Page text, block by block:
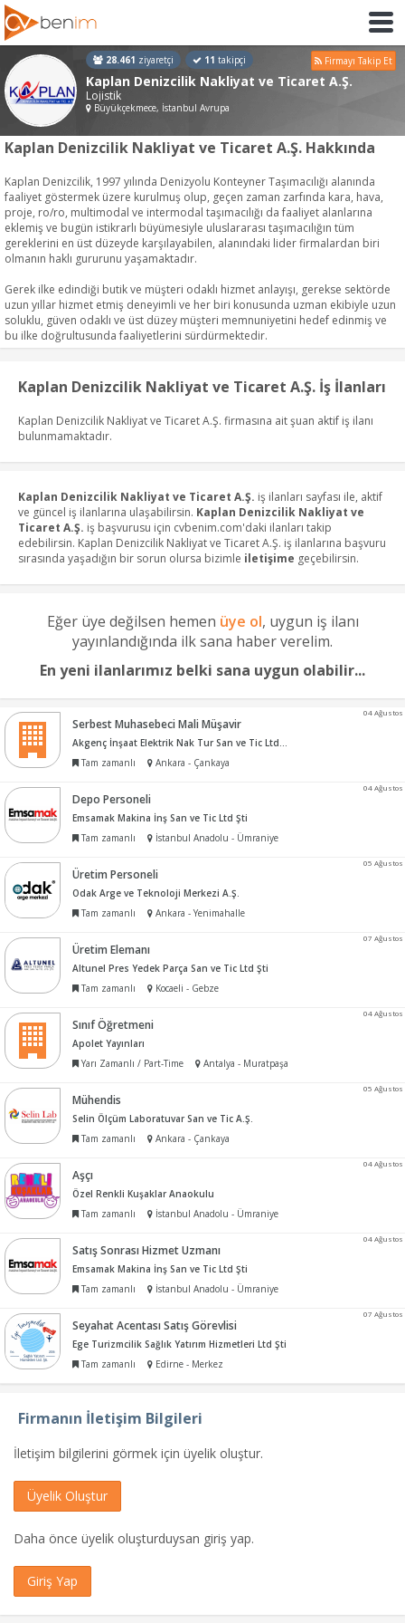
28.461 ziyaretçi 11 takipçi Firmayı Takip Et
Kaplan Denizcilik Nakliyat ve Ticaret A.Ş.
Lojistik
Büyükçekmece, İstanbul Avrupa
Kaplan Denizcilik Nakliyat ve Ticaret A.Ş. Hakkında
Kaplan Denizcilik, 1997 yılında Denizyolu Konteyner Taşımacılığı alanında
faaliyet göstermek üzere kurulmuş olup, geçen zaman zarfında kara, hava,
proje, ro/ro, multimodal ve intermodal taşımacılığı da faaliyet alanlarına
eklemiş ve bugün istikrarlı büyümesiyle uluslararası taşımacılığın tüm
gereklerini en üst düzeyde karşılayabilen, alanındaki lider firmalardan biri
olmanın haklı gururunu yaşamaktadır.
Gerek ilke edindiği butik ve müşteri odaklı hizmet anlayışı, gerekse sektörde
uzun yıllar hizmet etmiş deneyimli ve her biri konusunda uzman ekibiyle uzun
soluklu, güven odaklı ve üst düzey müşteri memnuniyetini hedef edinmiş ve
bu ilke doğrultusunda faaliyetlerini sürdürmektedir.
Kaplan Denizcilik Nakliyat ve Ticaret A.Ş. İş İlanları
Kaplan Denizcilik Nakliyat ve Ticaret A.Ş. firmasına ait şuan aktif iş ilanı
bulunmamaktadır.
Kaplan Denizcilik Nakliyat ve Ticaret A.Ş. iş ilanları sayfası ile, aktif
ve güncel iş ilanlarına ulaşabilirsin. Kaplan Denizcilik Nakliyat ve
Ticaret A.Ş. iş başvurusu için cvbenim.com'daki ilanları takip
edebilirsin. Kaplan Denizcilik Nakliyat ve Ticaret A.Ş. iş ilanlarına başvuru
sırasında yaşadığın bir sorun olursa bizimle iletişime geçebilirsin.
Eğer üye değilsen hemen üye ol, uygun iş ilanı
yayınlandığında ilk sana haber verelim.
En yeni ilanlarımız belki sana uygun olabilir...
04 Ağustos
Serbest Muhasebeci Mali Müşavir
Akgenç İnşaat Elektrik Nak Tur San ve Tic Ltd Şti
Tam zamanlı
Ankara - Çankaya
04 Ağustos
Depo Personeli
Emsamak Makina İnş San ve Tic Ltd Şti
Tam zamanlı
İstanbul Anadolu - Ümraniye
05 Ağustos
Üretim Personeli
Odak Arge ve Teknoloji Merkezi A.Ş.
Tam zamanlı
Ankara - Yenimahalle
07 Ağustos
Üretim Elemanı
Altunel Pres Yedek Parça San ve Tic Ltd Şti
Tam zamanlı
Kocaeli - Gebze
04 Ağustos
Sınıf Öğretmeni
Apolet Yayınları
Yarı Zamanlı / Part-Time
Antalya - Muratpaşa
05 Ağustos
Mühendis
Selin Ölçüm Laboratuvar San ve Tic A.Ş.
Tam zamanlı
Ankara - Çankaya
04 Ağustos
Aşçı
Özel Renkli Kuşaklar Anaokulu
Tam zamanlı
İstanbul Anadolu - Ümraniye
04 Ağustos
Satış Sonrası Hizmet Uzmanı
Emsamak Makina İnş San ve Tic Ltd Şti
Tam zamanlı
İstanbul Anadolu - Ümraniye
07 Ağustos
Seyahat Acentası Satış Görevlisi
Ege Turizmcilik Sağlık Yatırım Hizmetleri Ltd Şti
Tam zamanlı
Edirne - Merkez
Firmanın İletişim Bilgileri
İletişim bilgilerini görmek için üyelik oluştur.
Üyelik Oluştur
Daha önce üyelik oluşturduysan giriş yap.
Giriş Yap